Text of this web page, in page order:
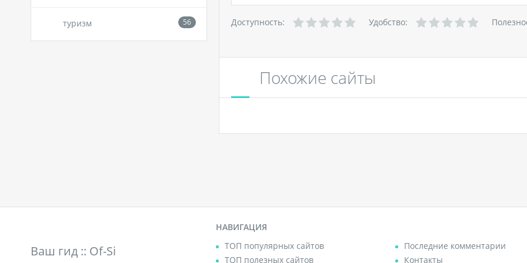
туризм Доступность: Удобство:
Похожие сайты
Ваш гид :: Of-Si
НАВИГАЦИЯ
ТОП популярных сайтов
ТОП полезных сайтов
Последние комментарии
Контакты